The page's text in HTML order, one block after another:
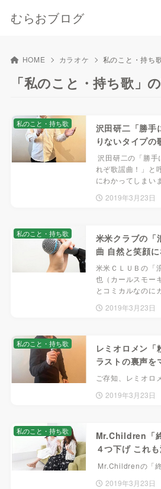
むらおブログ
HOME カラオケ 私のこと・持ち
「私のこと・持ち歌」
沢田研二「勝手
りないタイプの
沢田研二の「勝手
れぞ歌謡曲！」と
にわかってしまい
2019年3月23日
私のこと・持ち歌
米米クラブの「
曲 自然と笑顔
米米ＣＬＵＢの「
也（カールスモー
とコミカルなのに
2019年3月23日
私のこと・持ち歌
レミオロメン「
ラストの裏声を
ご存知、レミオロ
2019年3月23日
私のこと・持ち歌
Mr.Children「
４つ下げ これも
Mr.Childrenの「
2019年3月23日
私のこと・持ち歌